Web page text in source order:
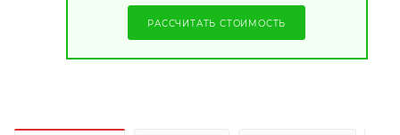
РАССЧИТАТЬ СТОИМОСТЬ